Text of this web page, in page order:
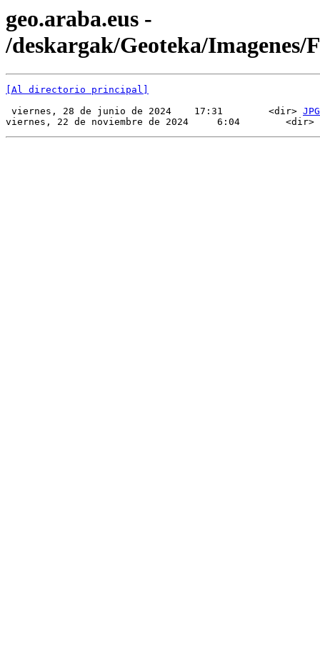
geo.araba.eus -
/deskargak/Geoteka/Imagenes/
[Al directorio principal]
viernes, 28 de junio de 2024    17:31        <dir> JPG
viernes, 22 de noviembre de 2024     6:04        <dir>